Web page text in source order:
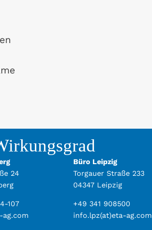
24
107
ag.com
Büro Leipzig
Torgauer Straße 233
04347 Leipzig
+49 341 908500
info.lpz(at)eta-ag.com